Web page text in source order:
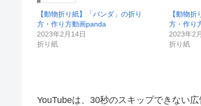
【動物折り紙】「パンダ」の折り
方・作り方動画panda
2023年2月14日
折り紙
【動物
方・作り
2023年2
折り紙
YouTubeは、30秒のスキップできない